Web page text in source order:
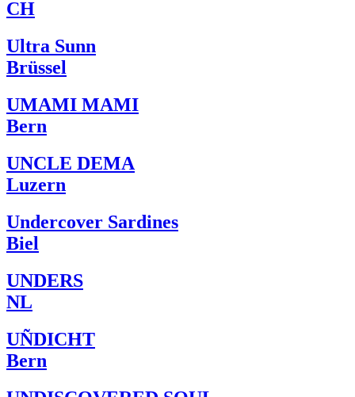
CH
Ultra Sunn
Brüssel
UMAMI MAMI
Bern
UNCLE DEMA
Luzern
Undercover Sardines
Biel
UNDERS
NL
UÑDICHT
Bern